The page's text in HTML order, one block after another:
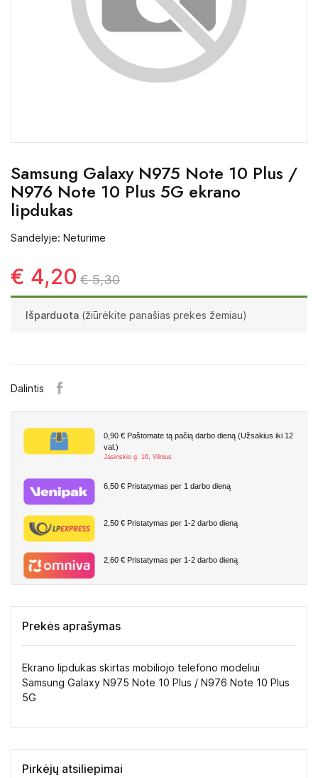
Samsung Galaxy N975 Note 10 Plus /
N976 Note 10 Plus 5G ekrano
lipdukas
Sandėlyje: Neturime
€ 4,20 € 5,30
Išparduota (žiūrėkite panašias prekes žemiau)
Dalintis
0,90 € Paštomate tą pačią darbo dieną (Užsakius iki 12
val.)
Jasinskio g. 16, Vilnius
6,50 € Pristatymas per 1 darbo dieną
2,50 € Pristatymas per 1-2 darbo dieną
2,60 € Pristatymas per 1-2 darbo dieną
Prekės aprašymas
Ekrano lipdukas skirtas mobiliojo telefono modeliui
Samsung Galaxy N975 Note 10 Plus / N976 Note 10 Plus
5G
Pirkėjų atsiliepimai